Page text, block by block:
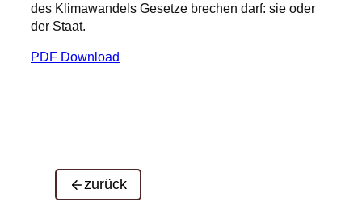
des Klimawandels Gesetze brechen darf: sie oder
der Staat.
PDF Download
zurück